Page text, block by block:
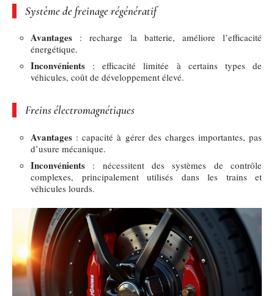
Système de freinage régénératif
Avantages : recharge la batterie, améliore l’efficacité
énergétique.
Inconvénients : efficacité limitée à certains types de
véhicules, coût de développement élevé.
Freins électromagnétiques
Avantages : capacité à gérer des charges importantes, pas
d’usure mécanique.
Inconvénients : nécessitent des systèmes de contrôle
complexes, principalement utilisés dans les trains et
véhicules lourds.